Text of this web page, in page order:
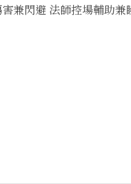
兼閃避 法師控場輔助